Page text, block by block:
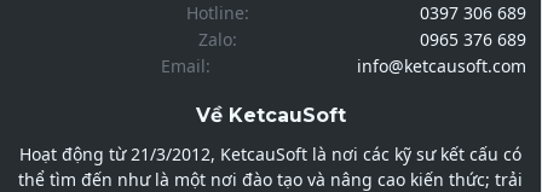
Hotline:
0397 306 689
Zalo:
0965 376 689
Email:
info@ketcausoft.com
Về KetcauSoft
Hoạt động từ 21/3/2012, KetcauSoft là nơi các kỹ sư kết cấu có
thể tìm đến như là một nơi đào tạo và nâng cao kiến thức; trải